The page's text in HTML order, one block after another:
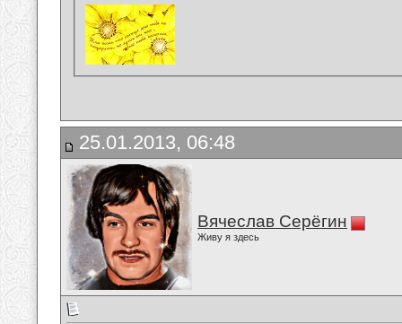
25.01.2013, 06:48
Вячеслав Серёгин
Живу я здесь